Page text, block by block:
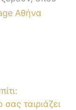
Αθήνα
ταιριάζει